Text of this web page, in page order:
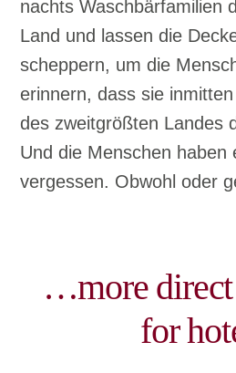
nachts Waschbärfamilien
Land und lassen die
scheppern, um die
erinnern, dass sie
des zweitgrößten Landes
Und die Menschen haben
vergessen. Obwohl oder
…more
for